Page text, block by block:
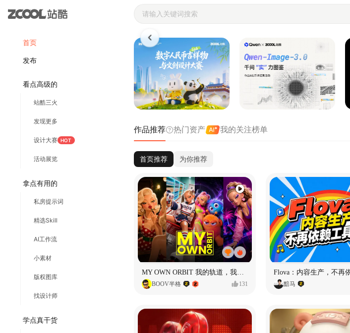
首页
发布
看点高级的
站酷三火
发现更多
设计大赛 HOT
活动展览
拿点有用的
私房提示词
精选Skill
AI工作流
小素材
版权图库
找设计师
学点真干货
站酷ZCOOL - 设计师们都在站酷
作品推荐 热门资产 我的关注榜单
首页推荐 为你推荐
MY OWN ORBIT 我的轨道，我的定义#MVLAND嘻哈狂欢派对
BOOV半格 131 黯马